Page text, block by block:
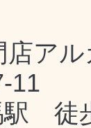
ア
11
駅 徒